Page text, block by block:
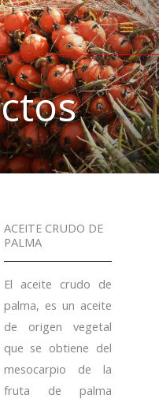
ACEITE CRUDO DE
PALMA
El aceite crudo de
palma, es un aceite
de origen vegetal
que se obtiene del
mesocarpio de la
fruta de palma